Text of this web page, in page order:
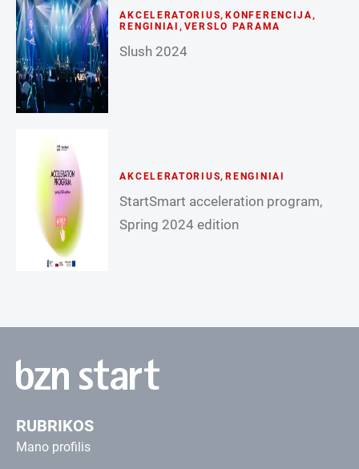
AKCELERATORIUS, KONFERENCIJA,
RENGINIAI , VERSLO PARAMA
Slush 2024
AKCELERATORIUS, RENGINIAI
StartSmart acceleration program,
Spring 2024 edition
RUBRIKOS
Mano profilis